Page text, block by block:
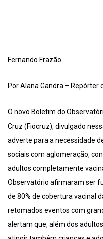
Fernando Frazão
Por Alana Gandra – Repórter
O novo Boletim do
Cruz (Fiocruz), divulgado
adverte para a necessidade
sociais com aglomeração,
adultos completamente
Observatório afirmaram ser
de 80% de cobertura vacinal
retomados eventos com
alertam que, além dos